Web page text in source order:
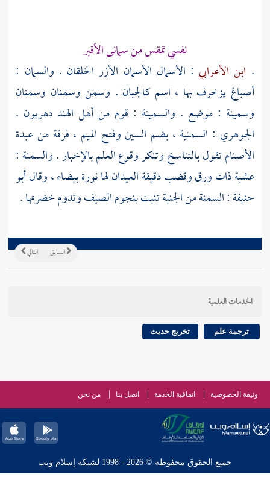
نفسي تمقس من سمانى الأقبر
. ابن الأعرابي : الأسمال الأسمان الأزر الخلقان . والسمان :
أصباغ يزخرف بها ، اسم كالجبان . وسمن وسمنان وسمنان
وسمينة : موضع . والسمينة : قوم من أهل الهند دهريون .
الجوهري : السمنية ، بضم السين وفتح الميم ، فرقة من عبدة
الأصنام تقول بالتناسخ وتنكر وقوع العلم بالإخبار . والسمنة :
عشبة ذات ورق وقضب دقيقة العيدان لها نورة بيضاء ، وقالأبو
حنيفة: السمنة من الجنبة تنبت بنجوم الصيف وتدوم خضرتها .
التالي السابق
الخدمات العلمية
ترجمة علم تخريج حديث
وثيقة الخصوصية اتفاقية الخدمة اتصل بنا من نحن
جميع الحقوق محفوظة © 2026 - 1998 لشبكة إسلام ويب